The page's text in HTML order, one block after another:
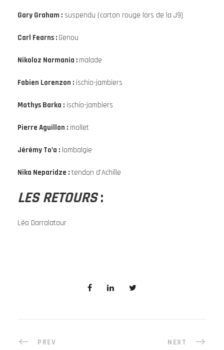
Gary Graham : suspendu (carton rouge lors de la J9)
Carl Fearns : Genou
Nikoloz Narmania : malade
Fabien Lorenzon : ischio-jambiers
Mathys Barka : ischio-jambiers
Pierre Aguillon : mollet
Jérémy To’a : lombalgie
Nika Neparidze : tendon d’Achille
LES RETOURS:
Léo Darralatour
PREV NEXT